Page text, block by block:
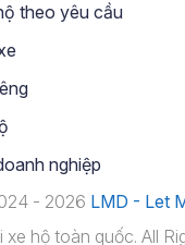
theo yêu cầu
nghiệp
- 2026 LMD - Let
xe hộ toàn quốc. All